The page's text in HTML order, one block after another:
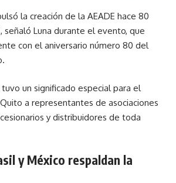
la creación de la AEADE hace 80
señaló Luna durante el evento, que
con el aniversario número 80 del
un significado especial para el
a representantes de asociaciones
y distribuidores de toda
y México respaldan la